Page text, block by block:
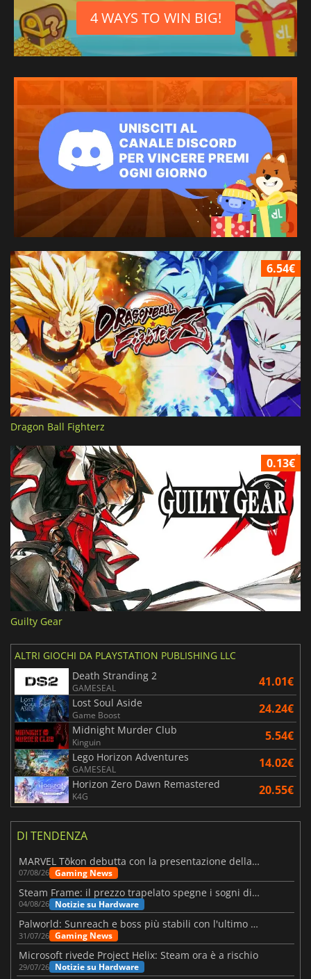
4 WAYS TO WIN BIG!
6.54€
Dragon Ball Fighterz
0.13€
Guilty Gear
ALTRI GIOCHI DA PLAYSTATION PUBLISHING LLC
Death Stranding 2
GAMESEAL 41.01€
Lost Soul Aside
Game Boost 24.24€
Midnight Murder Club
Kinguin 5.54€
Lego Horizon Adventures
GAMESEAL 14.02€
Horizon Zero Dawn Remastered
K4G 20.55€
DI TENDENZA
MARVEL Tōkon debutta con la presentazione della roadmap per il primo anno
07/08/26 Gaming News
Steam Frame: il prezzo trapelato spegne i sogni di un VR economico
04/08/26 Notizie su Hardware
Palworld: Sunreach e boss più stabili con l'ultimo update
31/07/26 Gaming News
Microsoft rivede Project Helix: Steam ora è a rischio
29/07/26 Notizie su Hardware